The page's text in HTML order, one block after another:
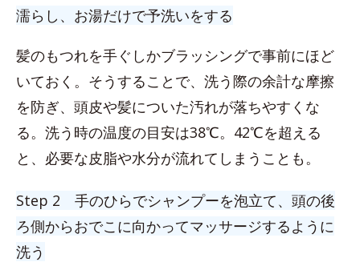
濡らし、お湯だけで予洗いをする
髪のもつれを手ぐしかブラッシングで事前にほど
いておく。そうすることで、洗う際の余計な摩擦
を防ぎ、頭皮や髪についた汚れが落ちやすくな
る。洗う時の温度の目安は38℃。42℃を超える
と、必要な皮脂や水分が流れてしまうことも。
Step 2 手のひらでシャンプーを泡立て、頭の後
ろ側からおでこに向かってマッサージするように
洗う